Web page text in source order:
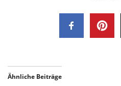
Ähnliche Beiträge